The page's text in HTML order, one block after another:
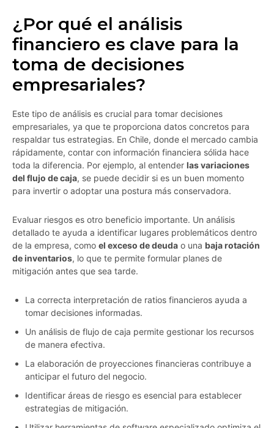
¿Por qué el análisis
financiero es clave para la
toma de decisiones
empresariales?
Este tipo de análisis es crucial para tomar decisiones
empresariales, ya que te proporciona datos concretos para
respaldar tus estrategias. En Chile, donde el mercado cambia
rápidamente, contar con información financiera sólida hace
toda la diferencia. Por ejemplo, al entender las variaciones
del flujo de caja, se puede decidir si es un buen momento
para invertir o adoptar una postura más conservadora.
Evaluar riesgos es otro beneficio importante. Un análisis
detallado te ayuda a identificar lugares problemáticos dentro
de la empresa, como el exceso de deuda o una baja rotación
de inventarios, lo que te permite formular planes de
mitigación antes que sea tarde.
La correcta interpretación de ratios financieros ayuda a
tomar decisiones informadas.
Un análisis de flujo de caja permite gestionar los recursos
de manera efectiva.
La elaboración de proyecciones financieras contribuye a
anticipar el futuro del negocio.
Identificar áreas de riesgo es esencial para establecer
estrategias de mitigación.